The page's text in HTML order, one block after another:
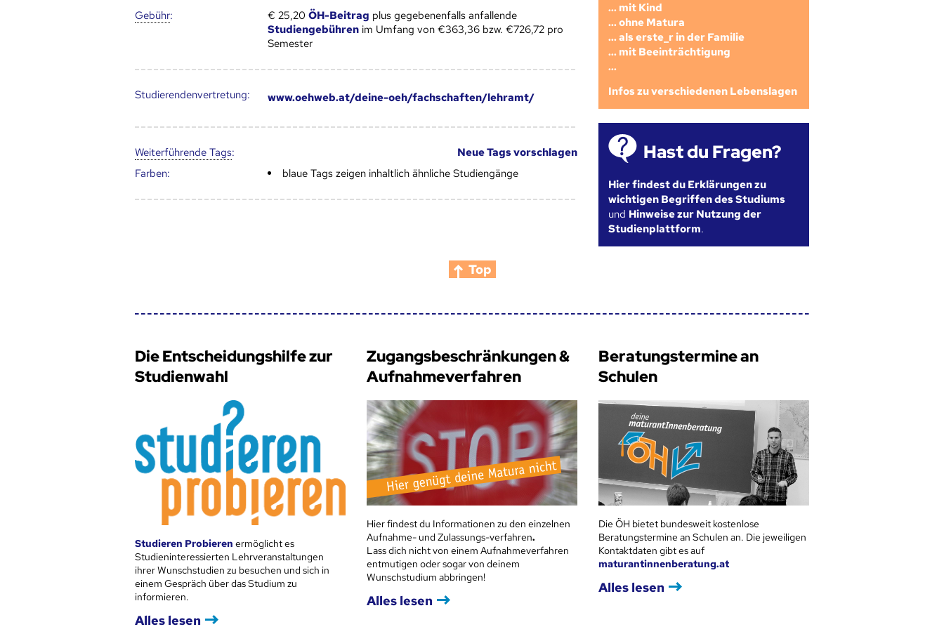
Gebühr: € 25,20 ÖH-Beitrag plus gegebenenfalls anfallende
Studiengebührenim Umfang von €363,36 bzw. €726,72 pro
Semester
Studierendenvertretung: www.oehweb.at/deine-oeh/fachschaften/lehramt/
Weiter­führende Tags:
Neue Tags vorschlagen
Farben:
blaue Tags zeigen inhaltlich ähnliche Studiengänge
... mit Kind
... ohne Matura
... als erste_r in der Familie
... mit Beeinträchtigung
...
Infos zu verschiedenen Lebenslagen
Hast du Fragen?
Hier findest du Erklärungen zu
wichtigen Begriffen des Studiums
und Hinweise zur Nutzung der
Studienplattform.
Top
Die Entscheidungshilfe zur
Studienwahl
Studieren Probieren ermöglicht es
Studieninteressierten Lehrveranstaltungen
ihrer Wunschstudien zu besuchen und sich in
einem Gespräch über das Studium zu
informieren.
Alles lesen
Zugangsbeschränkungen &
Aufnahmeverfahren
Hier findest du Informationen zu den einzelnen
Aufnahme- und Zulassungs-verfahren.
Lass dich nicht von einem Aufnahmeverfahren
entmutigen oder sogar von deinem
Wunschstudium abbringen!
Alles lesen
Beratungstermine an
Schulen
Die ÖH bietet bundesweit kostenlose
Beratungstermine an Schulen an. Die jeweiligen
Kontaktdaten gibt es auf
maturantinnenberatung.at
Alles lesen